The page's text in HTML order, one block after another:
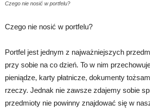
Czego nie nosić w portfelu?
Czego nie nosić w portfelu?
Portfel jest jednym z najważniejszych
przy sobie na co dzień. To w nim
pieniądze, karty płatnicze, dokumenty
rzeczy. Jednak nie zawsze zdajemy sobie
przedmioty nie powinny znajdować się w